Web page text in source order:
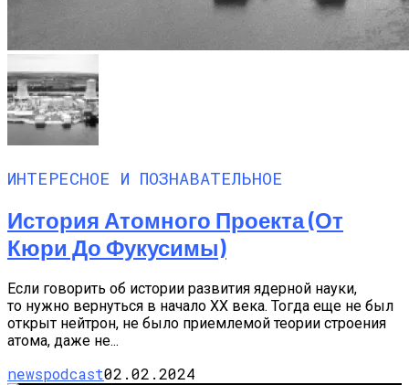
ИНТЕРЕСНОЕ И ПОЗНАВАТЕЛЬНОЕ
История Атомного Проекта (от
Кюри До Фукусимы)
Если говорить об истории развития ядерной науки,
то нужно вернуться в начало XX века. Тогда еще не был
открыт нейтрон, не было приемлемой теории строения
атома, даже не...
newspodcast02.02.2024